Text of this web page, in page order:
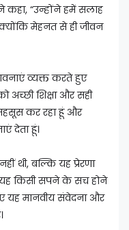
कहा, “उन्होंने हमें सलाह
क्योंकि मेहनत से ही जीवन
व्यक्त करते हुए
अच्छी शिक्षा और सही
महसूस कर रहा हूं और
देता हूं।
थी, बल्कि यह प्रेरणा
किसी सपने के सच होने
यह मानवीय संवेदना और